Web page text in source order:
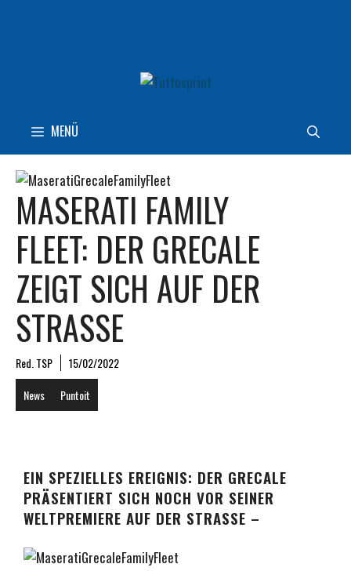
MENÜ
MASERATI FAMILY
FLEET: DER GRECALE
ZEIGT SICH AUF DER
STRASSE
Red. TSP
15/02/2022
News
Puntoit
EIN SPEZIELLES EREIGNIS: DER GRECALE
PRÄSENTIERT SICH NOCH VOR SEINER
WELTPREMIERE AUF DER STRASSE –